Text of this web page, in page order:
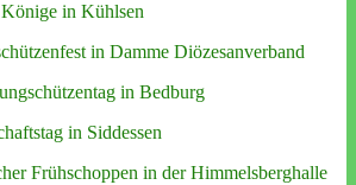
in Kühlsen
in Damme Diözesanverband
in Bedburg
in Siddessen
Frühschoppen in der Himmelsberghalle